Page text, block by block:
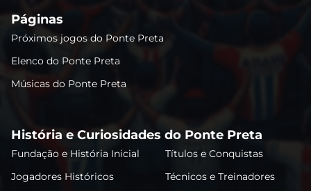
Páginas
Próximos jogos do Ponte Preta
Elenco do Ponte Preta
Músicas do Ponte Preta
História e Curiosidades do Ponte Preta
Fundação e História Inicial
Títulos e Conquistas
Jogadores Históricos
Técnicos e Treinadores